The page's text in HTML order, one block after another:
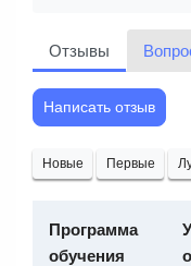
Отзывы
Написать отзыв
Новые Первые
Программа
обучения